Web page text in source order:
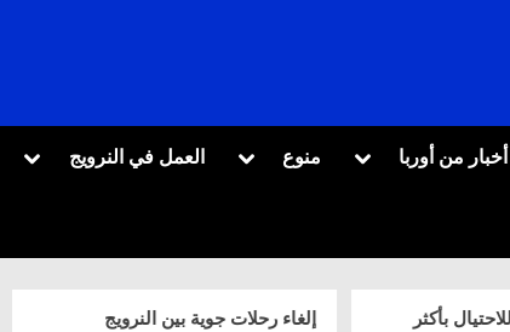
أخبار من أوربا Toggleمنوع Toggleالعمل في النرويج
إلغاء رحلات جوية بين النرويج
نقص في”